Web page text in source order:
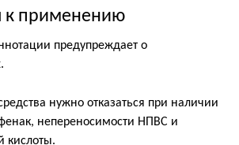
к применению
предупреждает о
нужно отказаться при наличии
непереносимости НПВС и
кислоты.